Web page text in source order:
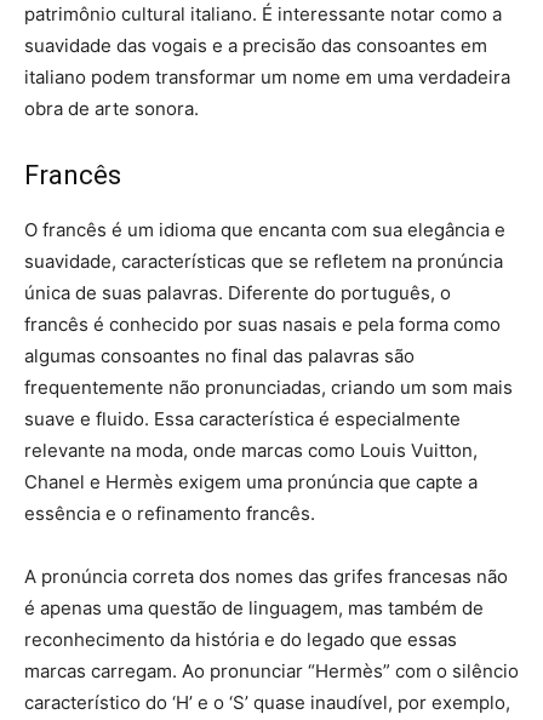
patrimônio cultural italiano. É interessante notar como a
suavidade das vogais e a precisão das consoantes em
italiano podem transformar um nome em uma verdadeira
obra de arte sonora.
Francês
O francês é um idioma que encanta com sua elegância e
suavidade, características que se refletem na pronúncia
única de suas palavras. Diferente do português, o
francês é conhecido por suas nasais e pela forma como
algumas consoantes no final das palavras são
frequentemente não pronunciadas, criando um som mais
suave e fluido. Essa característica é especialmente
relevante na moda, onde marcas como Louis Vuitton,
Chanel e Hermès exigem uma pronúncia que capte a
essência e o refinamento francês.
A pronúncia correta dos nomes das grifes francesas não
é apenas uma questão de linguagem, mas também de
reconhecimento da história e do legado que essas
marcas carregam. Ao pronunciar “Hermès” com o silêncio
característico do ‘H’ e o ‘S’ quase inaudível, por exemplo,